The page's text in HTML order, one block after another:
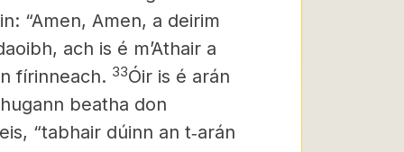
“Amen, Amen, a deirim
ach is é m’Athair a
fírinneach. 33Óir is é arán
beatha don
“tabhair dúinn an t‑arán